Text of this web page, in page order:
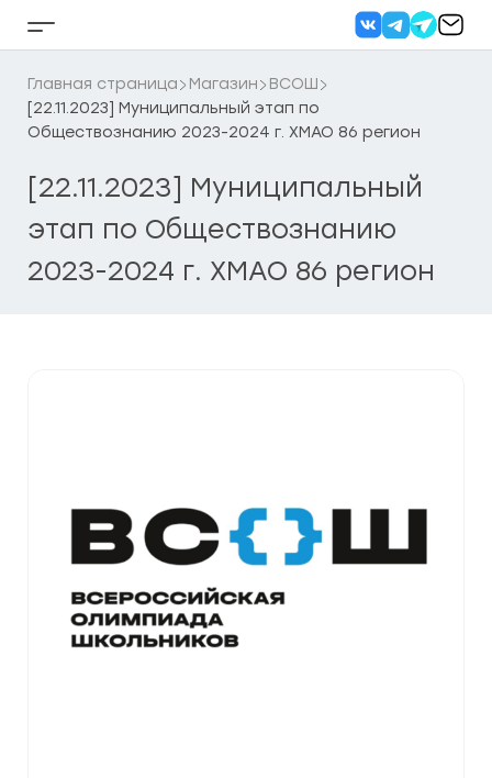
Кнопка
бокового
меню
Главная страница Магазин
ВСОШ
[22.11.2023] Муниципальный этап по
Обществознанию 2023-2024 г. ХМАО 86 регион
[22.11.2023] Муниципальный
этап по Обществознанию
2023-2024 г. ХМАО 86 регион